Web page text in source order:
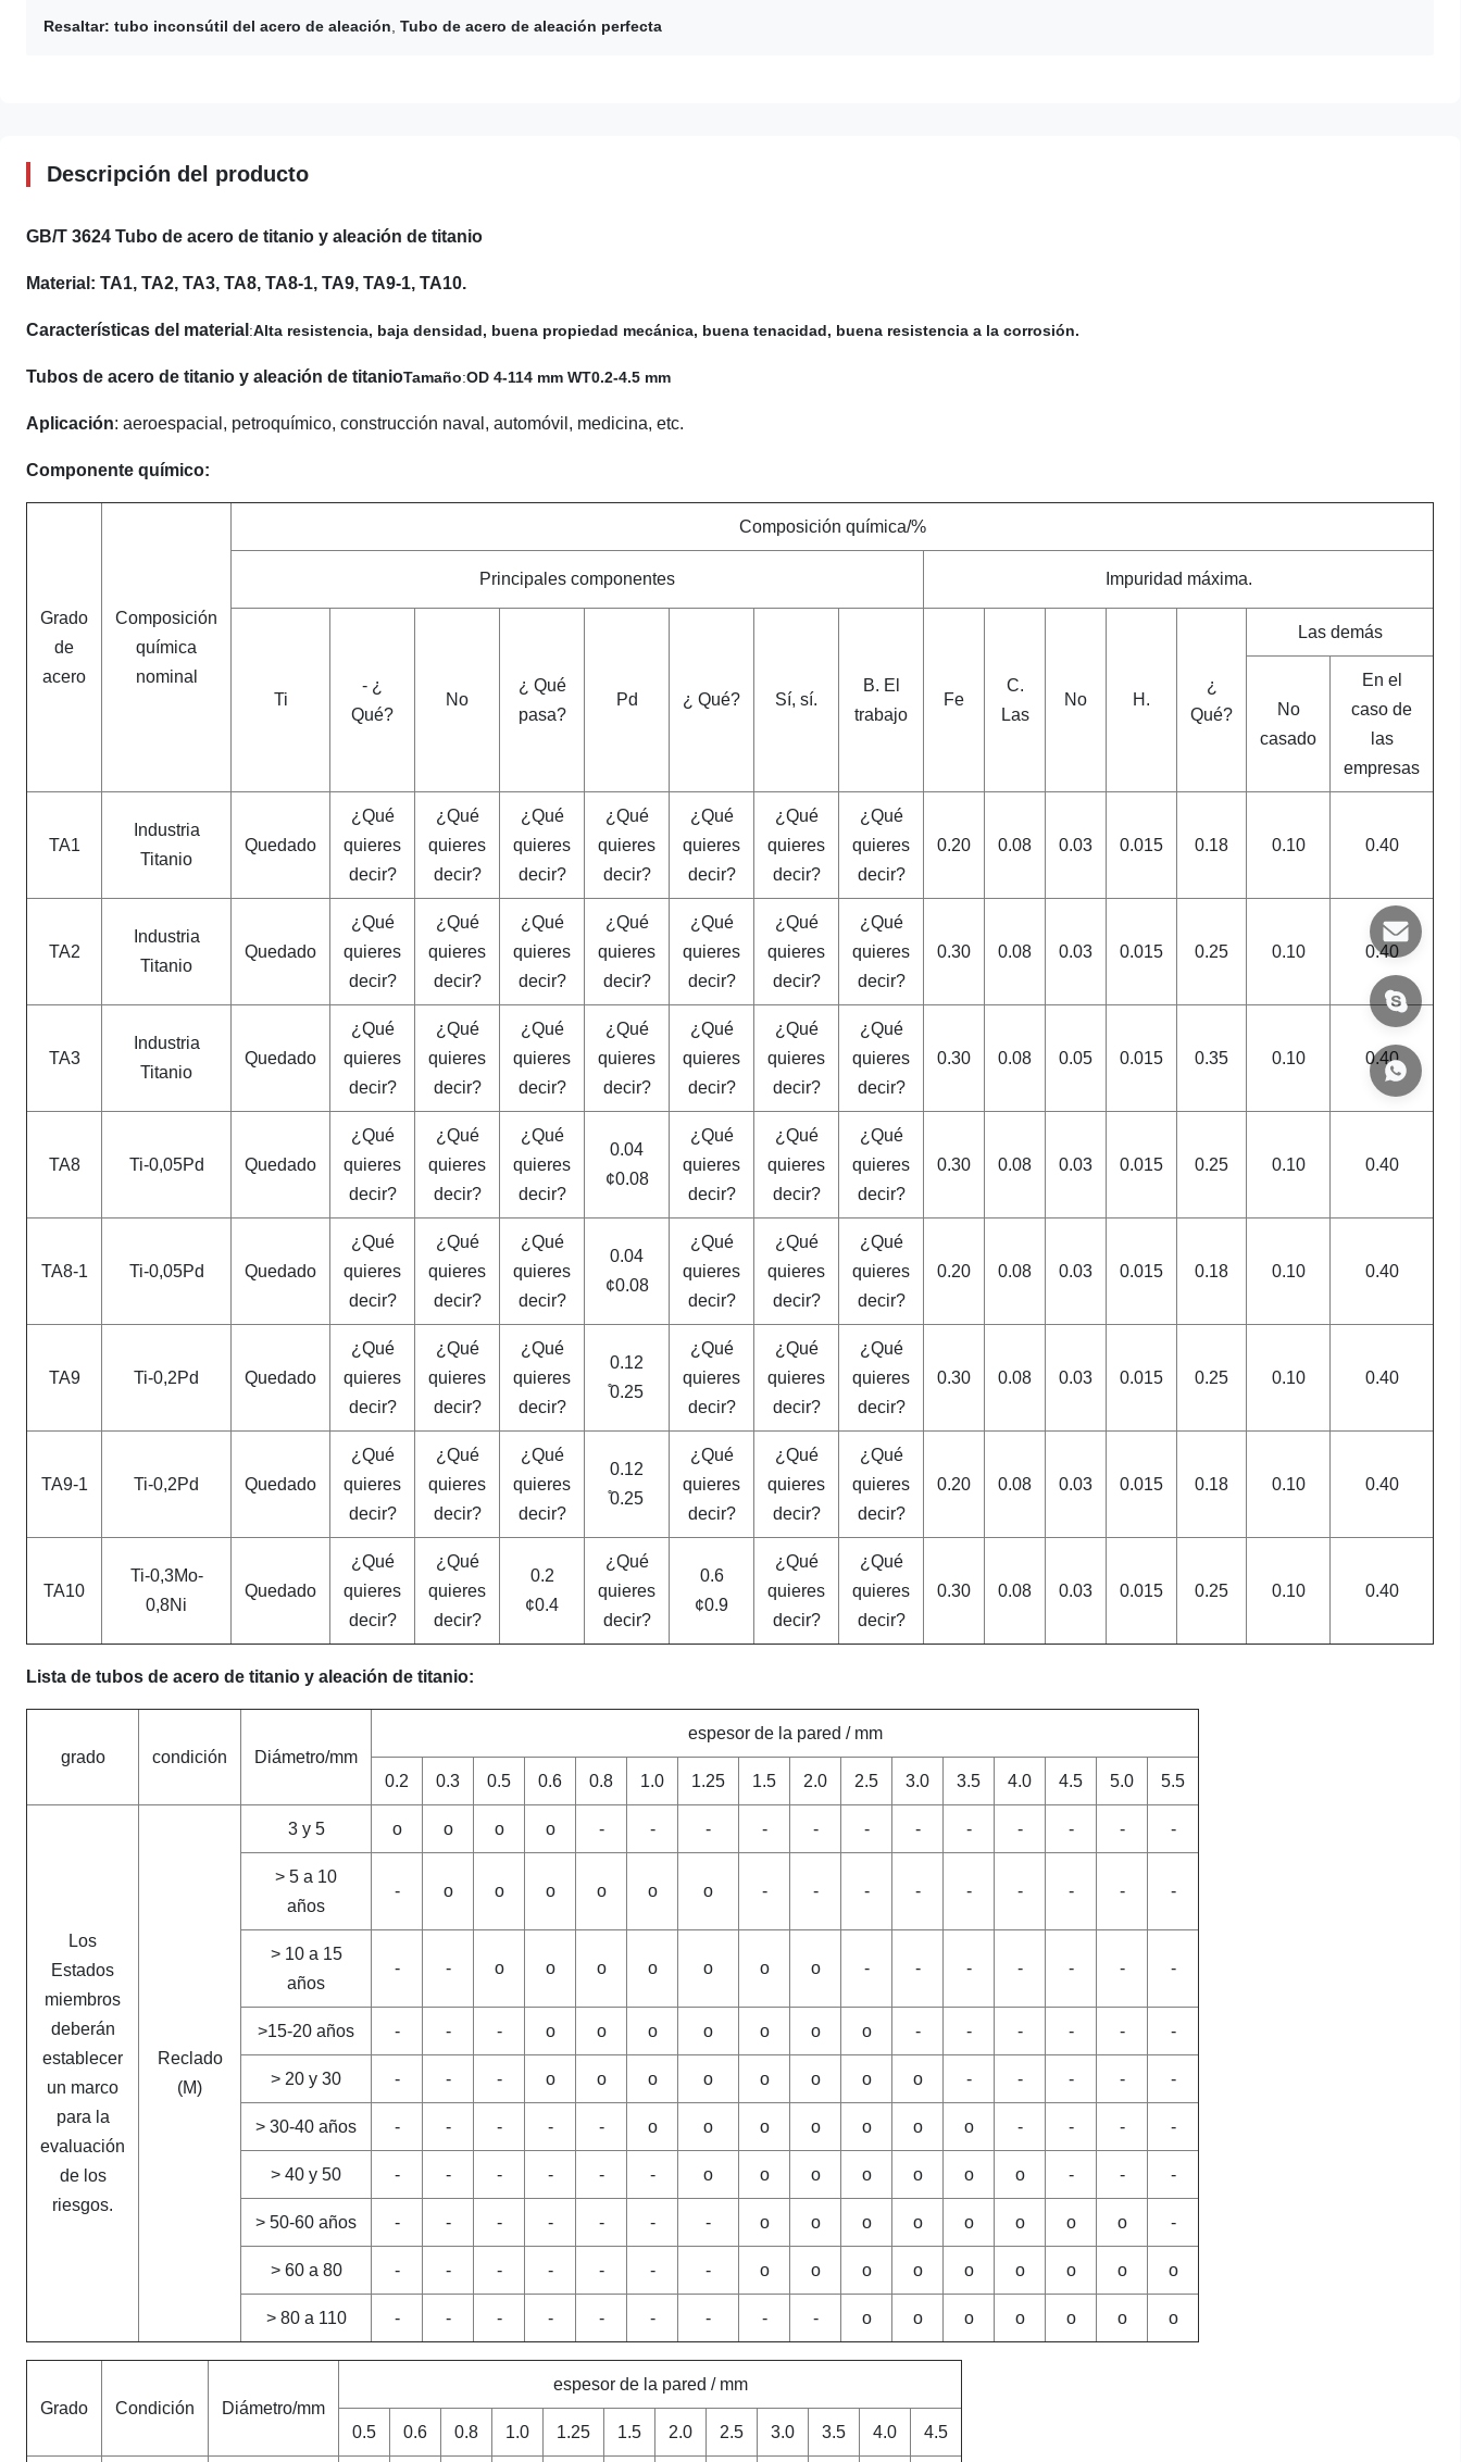
Resaltar: tubo inconsútil del acero de aleación Tubo de acero de aleación perfecta
Descripción del producto
GB/T 3624 Tubo de acero de titanio y aleación de titanio
Material: TA1, TA2, TA3, TA8, TA8-1, TA9, TA9-1, TA10.
Características del material :Alta resistencia, baja densidad, buena propiedad mecánica, buena tenacidad, buena resistencia a la corrosión.
Tubos de acero de titanio y aleación de titanioTamaño:OD 4-114 mm WT0.2-4.5 mm
Aplicación: aeroespacial, petroquímico, construcción naval, automóvil, medicina, etc.
Componente químico:
Grado
de
acero
Composición
química
nominal
Composición química/%
Principales componentes Impuridad máxima.
Ti
- ¿
Qué?
No
¿ Qué
pasa?
Pd ¿ Qué? Sí, sí.
B. El
trabajo
Fe
C.
Las
No H.
¿
Qué?
Las demás
No
casado
En el
caso de
las
empresas
TA1
Industria
Titanio
Quedado
¿Qué
quieres
decir?
¿Qué
quieres
decir?
¿Qué
quieres
decir?
¿Qué
quieres
decir?
¿Qué
quieres
decir?
¿Qué
quieres
decir?
¿Qué
quieres
decir?
0.20 0.08 0.03 0.015 0.18 0.10 0.40
TA2
Industria
Titanio
Quedado
¿Qué
quieres
decir?
¿Qué
quieres
decir?
¿Qué
quieres
decir?
¿Qué
quieres
decir?
¿Qué
quieres
decir?
¿Qué
quieres
decir?
¿Qué
quieres
decir?
0.30 0.08 0.03 0.015 0.25 0.10 0.40
TA3
Industria
Titanio
Quedado
¿Qué
quieres
decir?
¿Qué
quieres
decir?
¿Qué
quieres
decir?
¿Qué
quieres
decir?
¿Qué
quieres
decir?
¿Qué
quieres
decir?
¿Qué
quieres
decir?
0.30 0.08 0.05 0.015 0.35 0.10 0.40
TA8 Ti-0,05Pd Quedado
¿Qué
quieres
decir?
¿Qué
quieres
decir?
¿Qué
quieres
decir?
0.04
¢0.08
¿Qué
quieres
decir?
¿Qué
quieres
decir?
¿Qué
quieres
decir?
0.30 0.08 0.03 0.015 0.25 0.10 0.40
TA8-1 Ti-0,05Pd Quedado
¿Qué
quieres
decir?
¿Qué
quieres
decir?
¿Qué
quieres
decir?
0.04
¢0.08
¿Qué
quieres
decir?
¿Qué
quieres
decir?
¿Qué
quieres
decir?
0.20 0.08 0.03 0.015 0.18 0.10 0.40
TA9 Ti-0,2Pd Quedado
¿Qué
quieres
decir?
¿Qué
quieres
decir?
¿Qué
quieres
decir?
0.12
̊0.25
¿Qué
quieres
decir?
¿Qué
quieres
decir?
¿Qué
quieres
decir?
0.30 0.08 0.03 0.015 0.25 0.10 0.40
TA9-1 Ti-0,2Pd Quedado
¿Qué
quieres
decir?
¿Qué
quieres
decir?
¿Qué
quieres
decir?
0.12
̊0.25
¿Qué
quieres
decir?
¿Qué
quieres
decir?
¿Qué
quieres
decir?
0.20 0.08 0.03 0.015 0.18 0.10 0.40
TA10
Ti-0,3Mo-
0,8Ni
Quedado
¿Qué
quieres
decir?
¿Qué
quieres
decir?
0.2
¢0.4
¿Qué
quieres
decir?
0.6
¢0.9
¿Qué
quieres
decir?
¿Qué
quieres
decir?
0.30 0.08 0.03 0.015 0.25 0.10 0.40
Lista de tubos de acero de titanio y aleación de titanio:
grado condición Diámetro/mm
espesor de la pared / mm
0.2 0.3 0.5 0.6 0.8 1.0 1.25 1.5 2.0 2.5 3.0 3.5 4.0 4.5 5.0 5.5
Los
Estados
miembros
deberán
establecer
un marco
para la
evaluación
de los
riesgos.
Reclado
(M)
3 y 5 o o o o - - - - - - - - - - - -
> 5 a 10
años
- o o o o o o - - - - - - - - -
> 10 a 15
años
- - o o o o o o o - - - - - - -
>15-20 años - - - o o o o o o o - - - - - -
> 20 y 30 - - - o o o o o o o o - - - - -
> 30-40 años - - - - - o o o o o o o - - - -
> 40 y 50 - - - - - - o o o o o o o - - -
> 50-60 años - - - - - - - o o o o o o o o -
> 60 a 80 - - - - - - - o o o o o o o o o
> 80 a 110 - - - - - - - - - o o o o o o o
Grado Condición Diámetro/mm
espesor de la pared / mm
0.5 0.6 0.8 1.0 1.25 1.5 2.0 2.5 3.0 3.5 4.0 4.5